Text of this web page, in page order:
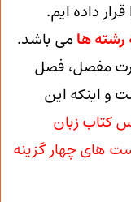
داده ایم.
رشته ها می باشد.
مفصل، فصل
و اینکه این
کتاب زبان
های چهار گزینه